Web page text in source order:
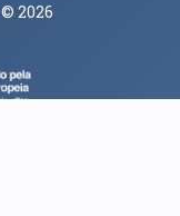
© 2026